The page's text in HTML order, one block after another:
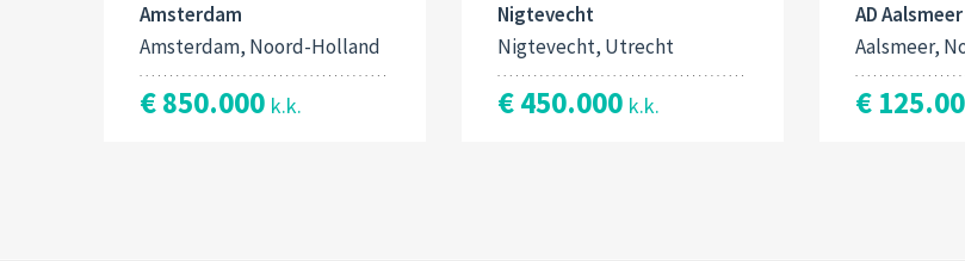
Amsterdam
Amsterdam, Noord-Holland
€ 850.000 k.k.
Nigtevecht
Nigtevecht, Utrecht
€ 450.000 k.k.
AD Aalsmeer
Aalsmeer,
€